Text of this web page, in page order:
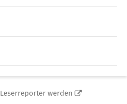
Leserreporter werden